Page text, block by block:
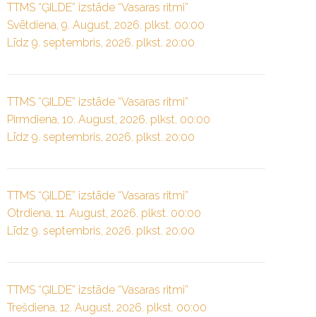
TTMS “ĢILDE” izstāde “Vasaras ritmi”
Svētdiena, 9. August, 2026. plkst. 00:00
Līdz 9. septembris, 2026. plkst. 20:00
TTMS “ĢILDE” izstāde “Vasaras ritmi”
Pirmdiena, 10. August, 2026. plkst. 00:00
Līdz 9. septembris, 2026. plkst. 20:00
TTMS “ĢILDE” izstāde “Vasaras ritmi”
Otrdiena, 11. August, 2026. plkst. 00:00
Līdz 9. septembris, 2026. plkst. 20:00
TTMS “ĢILDE” izstāde “Vasaras ritmi”
Trešdiena, 12. August, 2026. plkst. 00:00